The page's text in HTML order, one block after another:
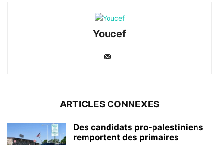
Youcef
ARTICLES CONNEXES
Des candidats pro-palestiniens
remportent des primaires